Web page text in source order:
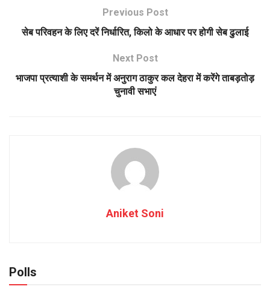
Previous Post
सेब परिवहन के लिए दरें निर्धारित, किलो के आधार पर होगी सेब ढुलाई
Next Post
भाजपा प्रत्याशी के समर्थन में अनुराग ठाकुर कल देहरा में करेंगे ताबड़तोड़
चुनावी सभाएं
Aniket Soni
Polls